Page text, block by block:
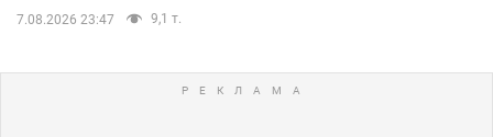
7.08.2026 23:47 9,1 т.